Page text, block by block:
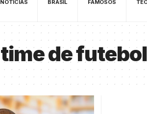
NOTÍCIAS BRASIL FAMOSOS
time de futebol